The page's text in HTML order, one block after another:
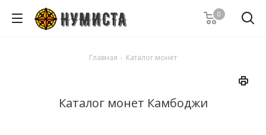
0
Главная - Каталог монет
Каталог монет Камбоджи